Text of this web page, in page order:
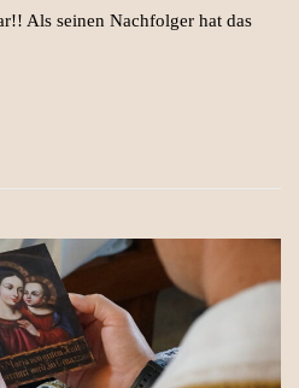
Als seinen Nachfolger hat das